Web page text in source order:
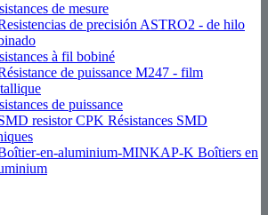
de mesure
à fil bobiné
de puissance
Résistances SMD
Boîtiers en